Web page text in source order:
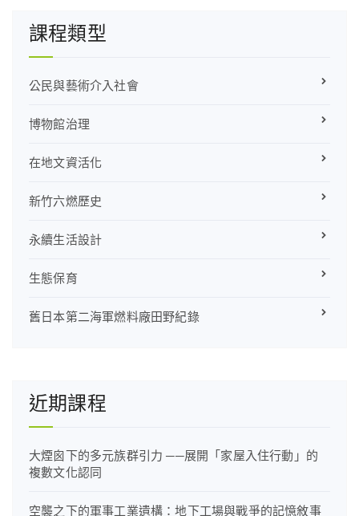
課程類型
公民與藝術介入社會
博物館治理
在地文資活化
新竹六燃歷史
永續生活設計
生態保育
舊日本第二海軍燃料廠田野紀錄
近期課程
大煙囪下的多元族群引力 ──展開「家屋入住行動」的
複數文化認同
空襲之下的軍事工業遺構：地下工場與戰爭的記憶敘事